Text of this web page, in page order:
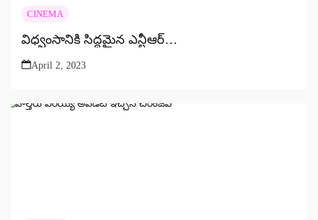
CINEMA
విధ్వంసానికి సిద్ధమైన ఎన్టీఆర్…
April 2, 2023